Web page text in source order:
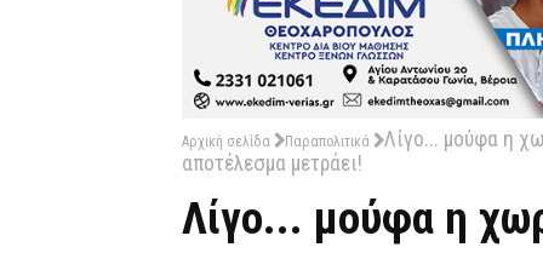
Αρχική σελίδα Παραπολιτικά
Λίγο... μούφα η
αποτέλεσμα μετράει!
Λίγο... μούφα η